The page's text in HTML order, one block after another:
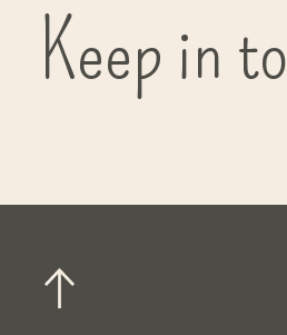
Keep in